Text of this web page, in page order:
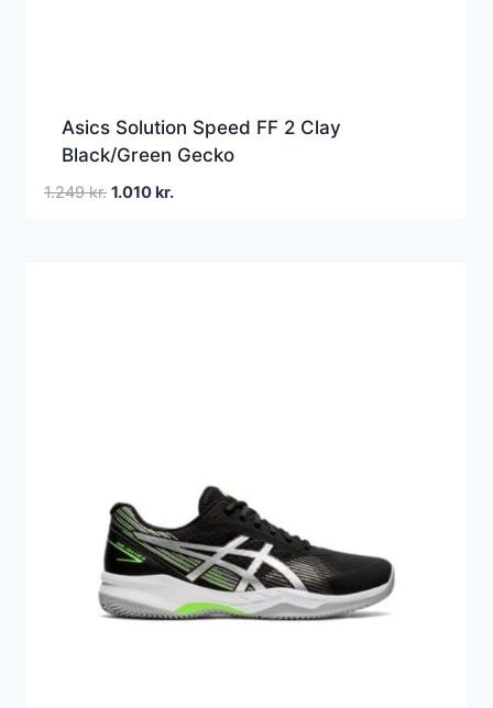
Asics Solution Speed FF 2 Clay
Black/Green Gecko
1.249kr. Den
1.010kr.Den